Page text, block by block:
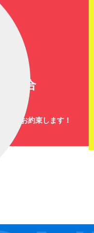
芸総合
ジをお約束します！